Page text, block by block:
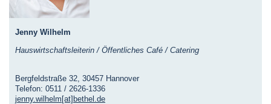
Jenny Wilhelm
Hauswirtschaftsleiterin / Öffentliches Café / Catering
Bergfeldstraße 32, 30457 Hannover
Telefon: 0511 / 2626-1336
jenny.wilhelm[at]bethel.de